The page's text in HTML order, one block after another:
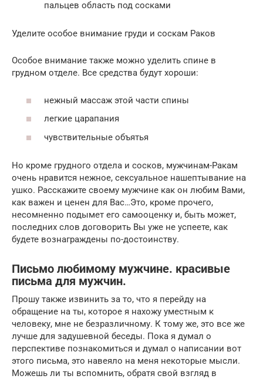
пальцев область под сосками
Уделите особое внимание груди и соскам Раков
Особое внимание также можно уделить спине в
грудном отделе. Все средства будут хороши:
нежный массаж этой части спины
легкие царапания
чувствительные объятья
Но кроме грудного отдела и сосков, мужчинам-Ракам
очень нравится нежное, сексуальное нашептывание на
ушко. Расскажите своему мужчине как он любим Вами,
как важен и ценен для Вас…Это, кроме прочего,
несомненно подымет его самооценку и, быть может,
последних слов договорить Вы уже не успеете, как
будете вознаграждены по-достоинству.
Письмо любимому мужчине. красивые
письма для мужчин.
Прошу также извинить за то, что я перейду на
обращение на ты, которое я нахожу уместным к
человеку, мне не безразличному. К тому же, это все же
лучше для задушевной беседы. Пока я думал о
перспективе познакомиться и думал о написании вот
этого письма, это навеяло на меня некоторые мысли.
Можешь ли ты вспомнить, обратя свой взгляд в